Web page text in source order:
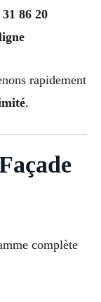
86 20
rapidement
.
complète